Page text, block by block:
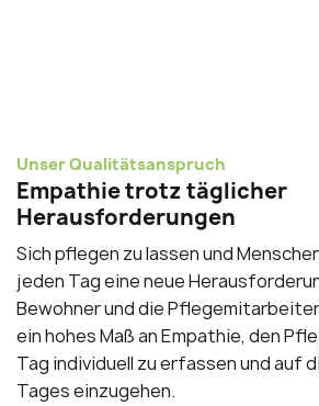
Unser Qualitätsanspruch
Empathie trotz täglicher
Herausforderungen
Sich pflegen zu lassen und
jeden Tag eine neue
Bewohner und die
ein hohes Maß an Empathie, den
Tag individuell zu erfassen und auf
Tages einzugehen.